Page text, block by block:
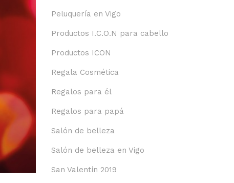
Peluquería en Vigo
Productos I.C.O.N para cabello
Productos ICON
Regala Cosmética
Regalos para él
Regalos para papá
Salón de belleza
Salón de belleza en Vigo
San Valentín 2019